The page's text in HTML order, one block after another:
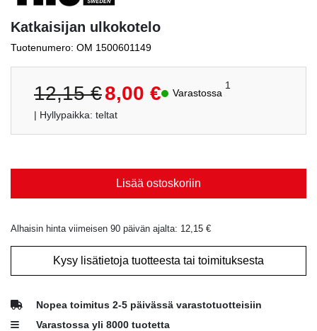
Katkaisijan ulkokotelo
Tuotenumero: OM 1500601149
12,15€
Alkuperäinen
hinta
oli:
12,15 €.
8,00 €
Nykyinen
hinta
on:
8,00 €.
Varastossa
1
| Hyllypaikka: teltat
Lisää ostoskoriin
Alhaisin hinta viimeisen 90 päivän ajalta: 12,15 €
Kysy lisätietoja tuotteesta tai toimituksesta
Nopea toimitus 2-5 päivässä varastotuotteisiin
Varastossa yli 8000 tuotetta